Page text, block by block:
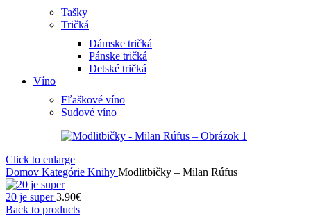
Tašky
Tričká
Dámske tričká
Pánske tričká
Detské tričká
Víno
Fľaškové víno
Sudové víno
Click to enlarge
Domov Kategórie Knihy Modlitbičky – Milan Rúfus
20 je super3.90€
Back to products